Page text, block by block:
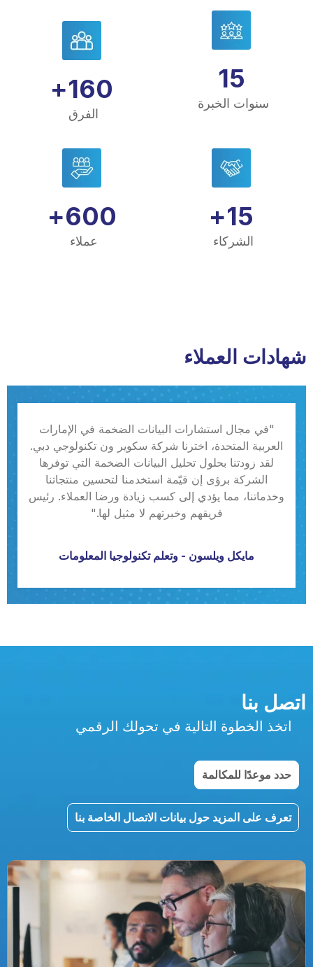
سنوات الخبرة
15
الفرق
160
+
الشركاء
15
+
عملاء
600
+
شهادات العملاء
"في مجال استشارات البيانات الضخمة في الإمارات
العربية المتحدة، اخترنا شركة سكوير ون تكنولوجي دبي.
لقد زودتنا بحلول تحليل البيانات الضخمة التي توفرها
الشركة برؤى إن قيّمة استخدمنا لتحسين منتجاتنا
وخدماتنا، مما يؤدي إلى كسب زيادة ورضا العملاء. رئيس
فريقهم وخبرتهم لا مثيل لها."
مايكل ويلسون - وتعلم تكنولوجيا المعلومات
اتصل بنا
اتخذ الخطوة التالية في تحولك الرقمي
حدد موعدًا للمكالمة
تعرف على المزيد حول بيانات الاتصال الخاصة بنا